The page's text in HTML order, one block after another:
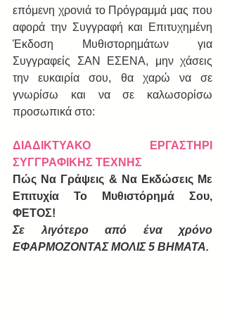
επόμενη χρονιά το Πρόγραμμά μας που
αφορά την Συγγραφή και Επιτυχημένη
Έκδοση Μυθιστορημάτων για
Συγγραφείς ΣΑΝ ΕΣΕΝΑ, μην χάσεις
την ευκαιρία σου, θα χαρώ να σε
γνωρίσω και να σε καλωσορίσω
προσωπικά στο:
ΔΙΑΔΙΚΤΥΑΚΟ ΕΡΓΑΣΤΗΡΙ
ΣΥΓΓΡΑΦΙΚΗΣ ΤΕΧΝΗΣ
Πώς Να Γράψεις & Να Εκδώσεις Με
Επιτυχία Το Μυθιστόρημά Σου,
ΦΕΤΟΣ!
Σε λιγότερο από ένα χρόνο
ΕΦΑΡΜΟΖΟΝΤΑΣ ΜΟΛΙΣ 5 ΒΗΜΑΤΑ.